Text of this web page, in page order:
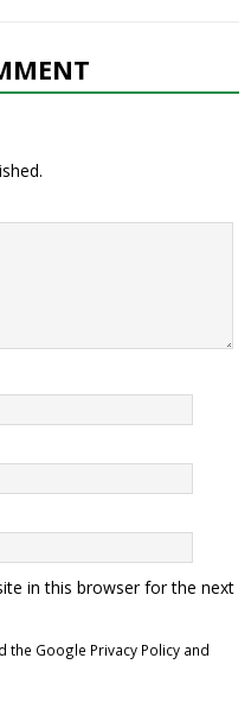
in this browser for the next
the Google Privacy Policy and